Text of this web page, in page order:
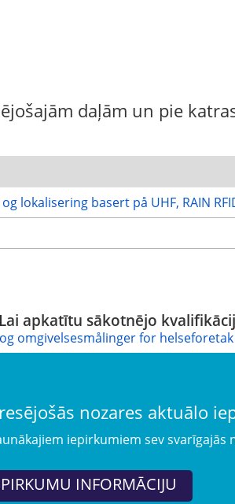
daļām un pie
lokalisering basert på UHF, RAIN
apkatītu sākotnējo
omgivelsesmålinger for
nozares aktuālo
iepirkumiem sev svarīgajās
INFORMĀCIJU